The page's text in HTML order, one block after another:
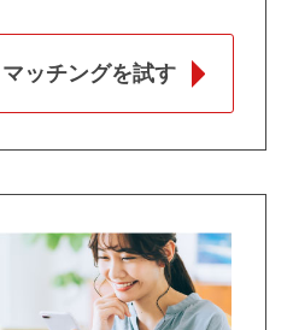
ッチングを試す